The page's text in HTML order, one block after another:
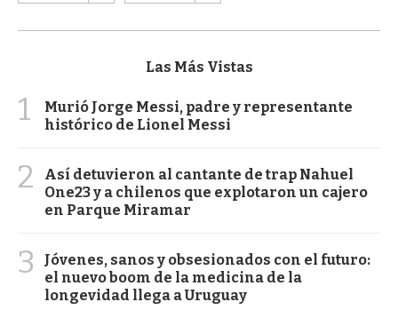
Las Más Vistas
1
Murió Jorge Messi, padre y representante
histórico de Lionel Messi
2
Así detuvieron al cantante de trap Nahuel
One23 y a chilenos que explotaron un cajero
en Parque Miramar
3
Jóvenes, sanos y obsesionados con el futuro:
el nuevo boom de la medicina de la
longevidad llega a Uruguay